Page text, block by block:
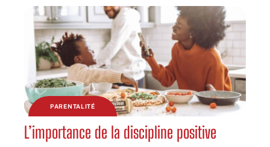
PARENTALITÉ
L’importance de la discipline positive